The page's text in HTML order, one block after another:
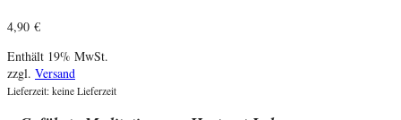
4,90 €
Enthält 19% MwSt.
zzgl. Versand
Lieferzeit: keine Lieferzeit